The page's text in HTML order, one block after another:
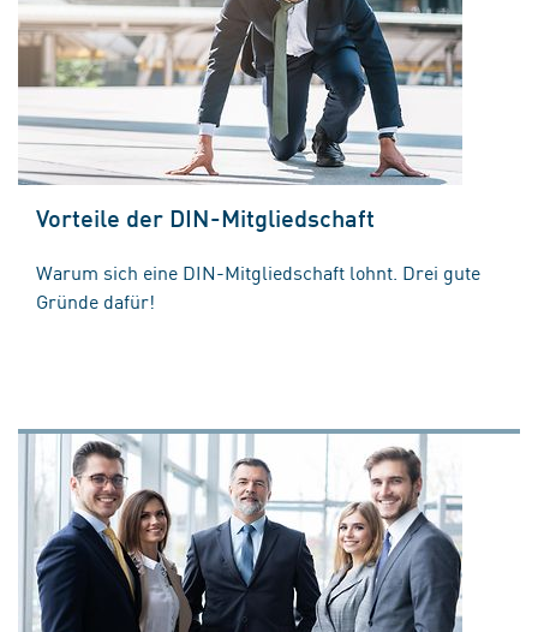
Vorteile der DIN-Mitgliedschaft
Warum sich eine DIN-Mitgliedschaft lohnt. Drei gute
Gründe dafür!